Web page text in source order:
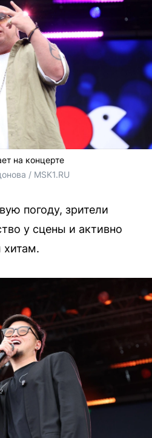
на концерте
/ MSK1.RU
погоду, зрители
у сцены и активно